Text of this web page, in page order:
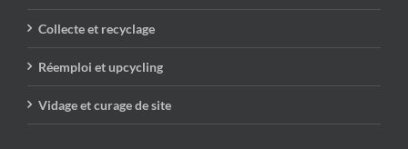
Collecte et recyclage
Réemploi et upcycling
Vidage et curage de site